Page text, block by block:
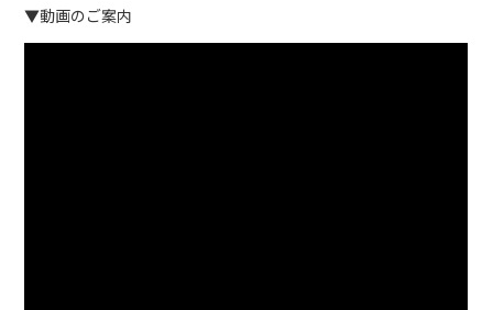
▼動画のご案内